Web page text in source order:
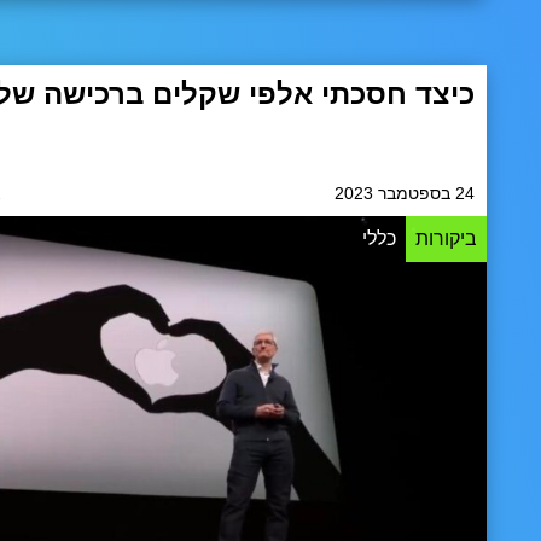
כיצד חסכתי אלפי שקלים ברכישה
יצועים שלו הדהימו אותי בכל מה שקשור לתחביבים שלי.
24 בספטמבר 2023
ביקורות כללי